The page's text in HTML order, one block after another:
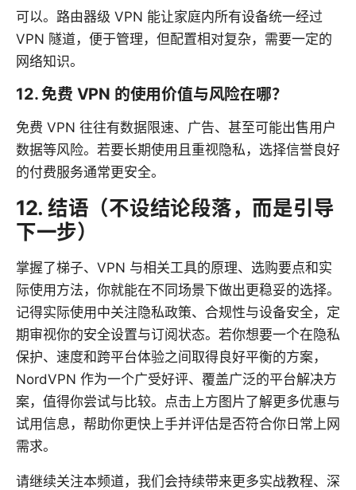
可以。路由器级 VPN 能让家庭内所有设备统一经过
VPN 隧道，便于管理，但配置相对复杂，需要一定的
网络知识。
12. 免费 VPN 的使用价值与风险在哪？
免费 VPN 往往有数据限速、广告、甚至可能出售用户
数据等风险。若要长期使用且重视隐私，选择信誉良好
的付费服务通常更安全。
12. 结语（不设结论段落，而是引导
下一步）
掌握了梯子、VPN 与相关工具的原理、选购要点和实
际使用方法，你就能在不同场景下做出更稳妥的选择。
记得实际使用中关注隐私政策、合规性与设备安全，定
期审视你的安全设置与订阅状态。若你想要一个在隐私
保护、速度和跨平台体验之间取得良好平衡的方案，
NordVPN 作为一个广受好评、覆盖广泛的平台解决方
案，值得你尝试与比较。点击上方图片了解更多优惠与
试用信息，帮助你更快上手并评估是否符合你日常上网
需求。
请继续关注本频道，我们会持续带来更多实战教程、深